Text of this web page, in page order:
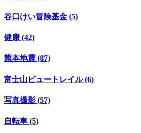
谷口けい冒険基金 (5)
健康 (42)
熊本地震 (87)
富士山ビュートレイル (6)
写真撮影 (57)
自転車 (5)